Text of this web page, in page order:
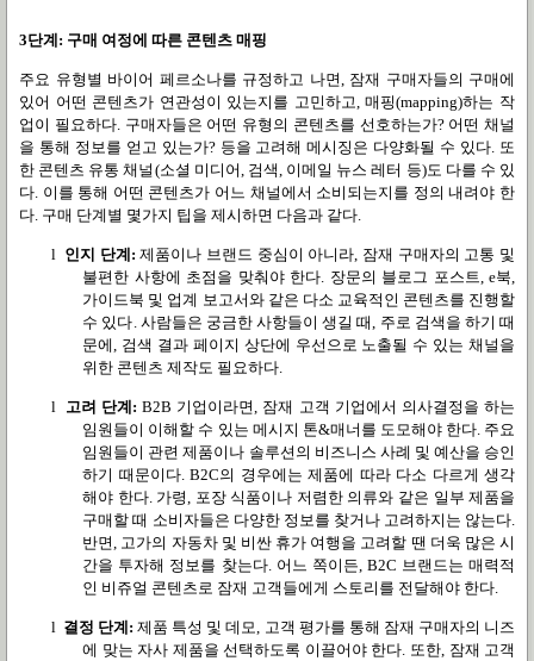
3단계: 구매 여정에 따른 콘텐츠 매핑
주요 유형별 바이어 페르소나를 규정하고 나면
잠재 구매자들의 구매에
있어 어떤 콘텐츠가 연관성이 있는지를 고민하고 ,매핑(mapping)하는 작
업이 필요하다. 구매자들은 어떤 유형의 콘텐츠를 선호하는가? 어떤 채널
을 통해 정보를 얻고 있는가? 등을 고려해 메시징은 다양화될 수 있다 또
한 콘텐츠 유통 채널 (소셜 미디어 검색 이메일 뉴스 레터 등)도 다를 수 있
다 이를 통해 어떤 콘텐츠가 어느 채널에서 소비되는지를 정의 내려야 한
다 구매 단계별 몇가지 팁을 제시하면 다음과 같다
l 인지 단계: 제품이나 브랜드 중심이 아니라 잠재 구매자의 고통 및
불편한 사항에 초점을 맞춰야 한다 장문의 블로그 포스트 , e북
가이드북 및 업계 보고서와 같은 다소 교육적인 콘텐츠를 진행할
수 있다 사람들은 궁금한 사항들이 생길 때
주로 검색을 하기 때
문에
검색 결과 페이지 상단에 우선으로 노출될 수 있는 채널을
위한 콘텐츠 제작도 필요하다
l 고려 단계: B2B 기업이라면
잠재 고객 기업에서 의사결정을 하는
임원들이 이해할 수 있는 메시지 톤&매너를 도모해야 한다. 주요
임원들이 관련 제품이나 솔루션의 비즈니스 사례 및 예산을 승인
하기 때문이다. B2C의 경우에는 제품에 따라 다소 다르게 생각
해야 한다. 가령
포장 식품이나 저렴한 의류와 같은 일부 제품을
구매할 때 소비자들은 다양한 정보를 찾거나 고려하지는 않는다
반면
고가의 자동차 및 비싼 휴가 여행을 고려할 땐 더욱 많은 시
간을 투자해 정보를 찾는다. 어느 쪽이든 , B2C 브랜드는 매력적
인 비쥬얼 콘텐츠로 잠재 고객들에게 스토리를 전달해야 한다
l 결정 단계: 제품 특성 및 데모
고객 평가를 통해 잠재 구매자의 니즈
에 맞는 자사 제품을 선택하도록 이끌어야 한다 또한, 잠재 고객